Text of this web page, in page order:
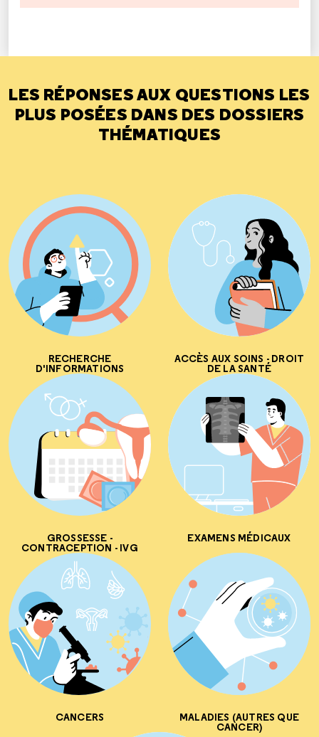
LES RÉPONSES AUX QUESTIONS LES
PLUS POSÉES DANS DES DOSSIERS
THÉMATIQUES
RECHERCHE
D'INFORMATIONS
ACCÈS AUX SOINS - DROIT
DE LA SANTÉ
GROSSESSE -
CONTRACEPTION - IVG
EXAMENS MÉDICAUX
CANCERS MALADIES (AUTRES QUE
CANCER)